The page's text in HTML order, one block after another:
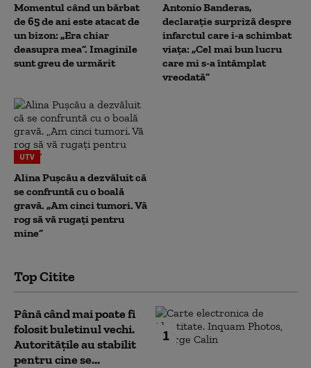
Momentul când un bărbat
de 65 de ani este atacat de
un bizon: „Era chiar
deasupra mea”. Imaginile
sunt greu de urmărit
Antonio Banderas,
declarație surpriză despre
infarctul care i-a schimbat
viața: „Cel mai bun lucru
care mi s-a întâmplat
vreodată”
UTV
Alina Pușcău a dezvăluit că
se confruntă cu o boală
gravă. „Am cinci tumori. Vă
rog să vă rugați pentru
mine”
Top Citite
1
Până când mai poate fi
folosit buletinul vechi.
Autoritățile au stabilit
pentru cine se...